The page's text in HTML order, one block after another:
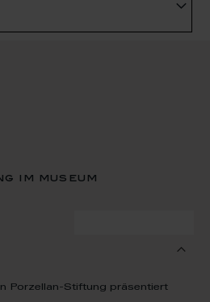
im museum
Porzellan-Stiftung präsentiert